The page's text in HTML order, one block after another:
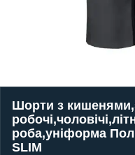
Шорти з
роба,уніформа
SLIM